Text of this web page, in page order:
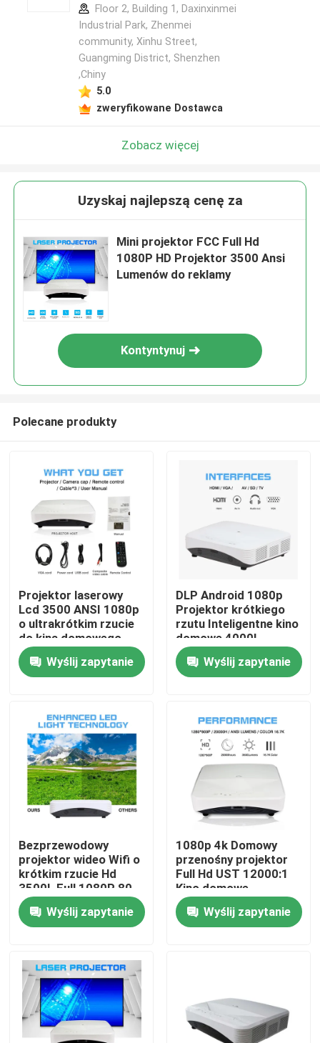
Dom
Produkty
Filmy
O nas
Wycieczka po fabryce
Kontrola jakości
Skontaktuj się z nami
Pojemnościowa tablica interaktywna
Tablica interaktywna All In One
Floor 2, Building 1, Daxinxinmei
Industrial Park, Zhenmei
community, Xinhu Street,
Guangming District, Shenzhen
,Chiny
5.0
zweryfikowane Dostawca
Zobacz więcej
Uzyskaj najlepszą cenę za
Mini projektor FCC Full Hd
1080P HD Projektor 3500 Ansi
Lumenów do reklamy
Kontyntynuj
Polecane produkty
Projektor laserowy
Lcd 3500 ANSI 1080p
o ultrakrótkim rzucie
do kina domowego
Wyślij zapytanie
DLP Android 1080p
Projektor krótkiego
rzutu Inteligentne kino
domowe 4000L
Wyślij zapytanie
Bezprzewodowy
projektor wideo Wifi o
krótkim rzucie Hd
3500L Full 1080P 80
100 cali
Wyślij zapytanie
1080p 4k Domowy
przenośny projektor
Full Hd UST 12000:1
Kino domowe
Wyślij zapytanie